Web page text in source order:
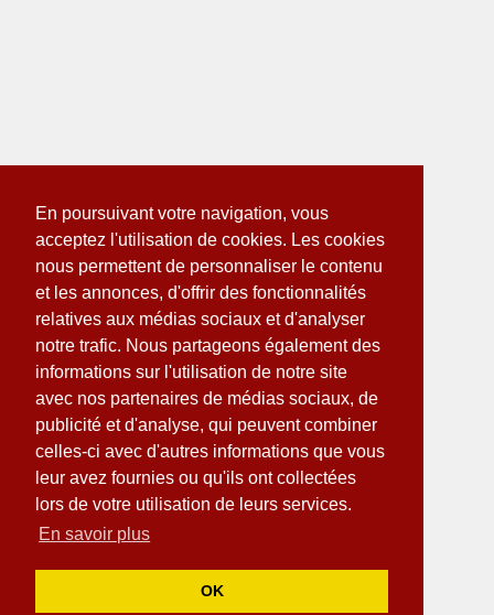
En poursuivant votre navigation, vous
acceptez l'utilisation de cookies. Les cookies
nous permettent de personnaliser le contenu
et les annonces, d'offrir des fonctionnalités
relatives aux médias sociaux et d'analyser
notre trafic. Nous partageons également des
informations sur l'utilisation de notre site
avec nos partenaires de médias sociaux, de
publicité et d'analyse, qui peuvent combiner
celles-ci avec d'autres informations que vous
leur avez fournies ou qu'ils ont collectées
lors de votre utilisation de leurs services.
En savoir plus
OK